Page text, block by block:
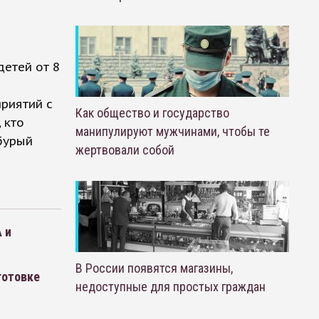
от 8
с
и
Как общество и государство
манипулируют мужчинами, чтобы те
жертвовали собой
В России появятся магазины,
недоступные для простых граждан